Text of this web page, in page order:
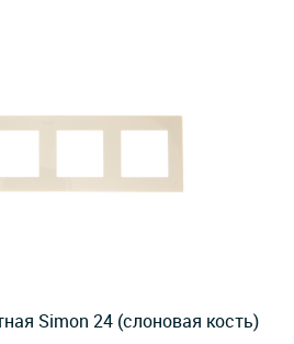
Simon 24 (слоновая кость)